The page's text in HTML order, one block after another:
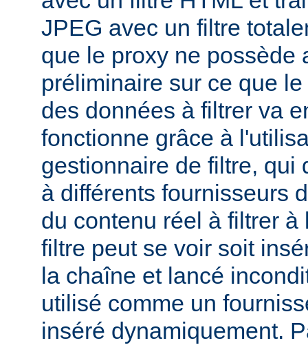
JPEG avec un filtre
que le proxy ne possède
préliminaire sur ce que
des données à filtrer va
fonctionne grâce à
gestionnaire de filtre, qui
à différents fournisseurs
du contenu réel à filtrer à
filtre peut se voir soit
la chaîne et lancé
utilisé comme un
inséré dynamiquement.